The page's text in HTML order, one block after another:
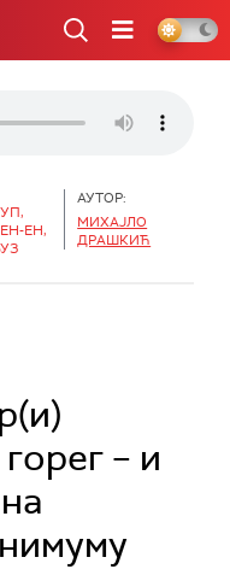
ЕН,
АУТОР:
МИХАЈЛО
ДРАШКИЋ
– и